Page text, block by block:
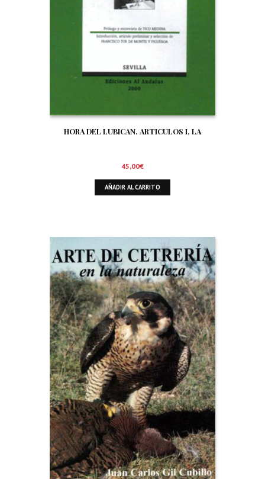
HORA DEL LUBICAN. ARTICULOS I, LA
45,00€
AÑADIR AL CARRITO